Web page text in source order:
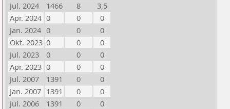
Jul. 2024
1466 8
3,5
Apr. 2024 0 0
0
Jan. 2024 0 0
0
Okt. 2023 0 0
0
Jul. 2023
0 0
0
Apr. 2023 0 0
0
Jul. 2007
1391 0
0
Jan. 2007 1391 0
0
Jul. 2006
1391 0
0